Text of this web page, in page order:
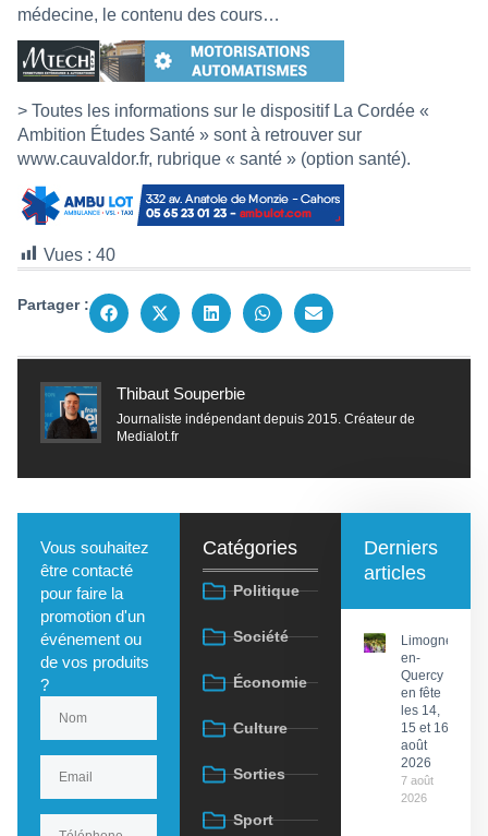
médecine, le contenu des cours…
> Toutes les informations sur le dispositif La Cordée «
Ambition Études Santé » sont à retrouver sur
www.cauvaldor.fr, rubrique « santé » (option santé).
Vues : 40
Partager :
Thibaut Souperbie
Journaliste indépendant depuis 2015. Créateur de
Medialot.fr
Vous souhaitez
être contacté
pour faire la
promotion d'un
événement ou
de vos produits
?
Catégories
Politique
Société
Économie
Culture
Sorties
Sport
Derniers
articles
Limogne-
en-
Quercy
en fête
les 14,
15 et 16
août
2026
7 août
2026